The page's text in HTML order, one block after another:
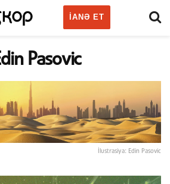
IANƏ ET
Pasovic
İlustrasiya: Edin Pasovic